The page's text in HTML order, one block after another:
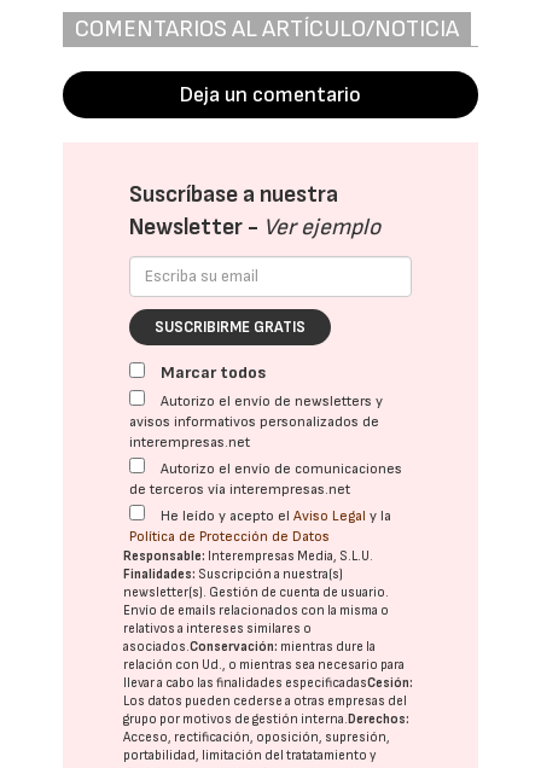
COMENTARIOS AL ARTÍCULO/NOTICIA
Deja un comentario
Suscríbase a nuestra
Newsletter - Ver ejemplo
SUSCRIBIRME GRATIS
Marcar todos
Autorizo el envío de newsletters y
avisos informativos personalizados de
interempresas.net
Autorizo el envío de comunicaciones
de terceros vía interempresas.net
He leído y acepto elAviso Legal y la
Política de Protección de Datos
Responsable: Interempresas Media, S.L.U.
Finalidades: Suscripción a nuestra(s)
newsletter(s). Gestión de cuenta de usuario.
Envío de emails relacionados con la misma o
relativos a intereses similares o
asociados.Conservación: mientras dure la
relación con Ud., o mientras sea necesario para
llevar a cabo las finalidades especificadasCesión:
Los datos pueden cederse a otras empresas del
grupo por motivos de gestión interna.Derechos:
Acceso, rectificación, oposición, supresión,
portabilidad, limitación del tratatamiento y